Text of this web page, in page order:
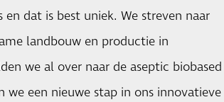
dat is best uniek. We streven naar
landbouw en productie in
we al over naar de aseptic biobased
een nieuwe stap in ons innovatieve